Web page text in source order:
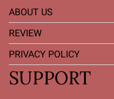
ABOUT US
REVIEW
PRIVACY POLICY
SUPPORT